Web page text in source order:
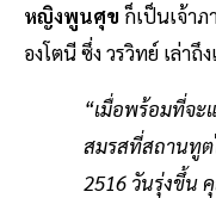
หญิงพูนศุข ก็เป็นเจ้า
องโตนี ซึ่ง วรวิทย์ เล่าถึง
“เมื่อพร้อมที่จะ
สมรสที่สถานทูต
2516 วันรุ่งขึ้น